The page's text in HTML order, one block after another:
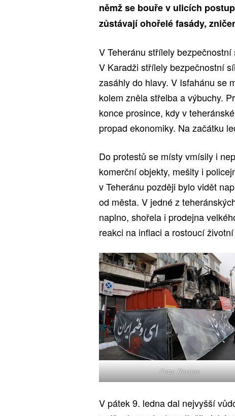
němž se bouře v ulicích
zůstávají ohořelé fasády,
V Teheránu střílely
V Karadži střílely bezpečnostní
zasáhly do hlavy. V Isfahánu se
kolem zněla střelba a výbuchy.
konce prosince, kdy v
propad ekonomiky. Na začátku
Do protestů se místy vmísily i
komerční objekty, mešity i
v Teheránu později bylo vidět
od města. V jedné z
naplno, shořela i prodejna
reakci na inflaci a rostoucí
Foto: Reuters
V pátek 9. ledna dal nejvyšší